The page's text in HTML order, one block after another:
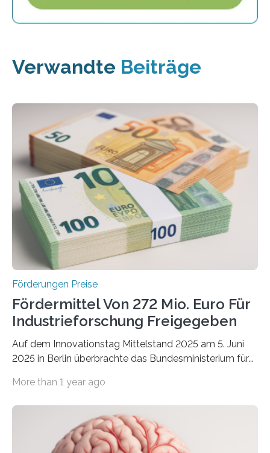
Verwandte Beiträge
Förderungen Preise
Fördermittel Von 272 Mio. Euro Für
Industrieforschung Freigegeben
Auf dem Innovationstag Mittelstand 2025 am 5. Juni
2025 in Berlin überbrachte das Bundesministerium für
Überplanmäßige Verpflichtungsermächtigungen in
Woche vom Haushaltsausschuss freigegeben – unter
anderem zur Unterstützung der
Industrieforschungsprogramme Industrielle
More than 1 year ago